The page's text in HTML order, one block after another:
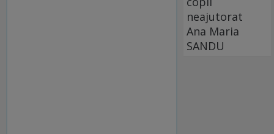
neajutorat
Ana Maria
SANDU